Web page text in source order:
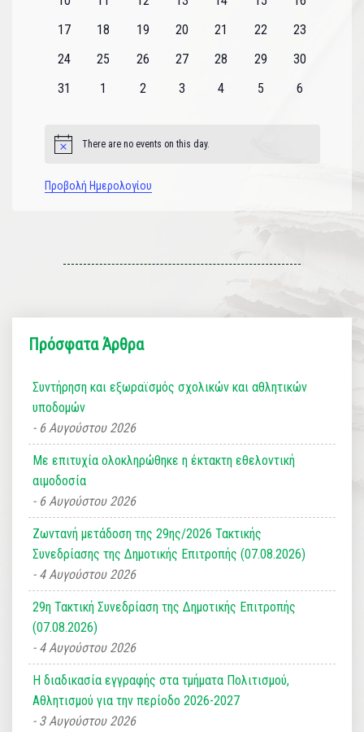
0
17
0
18
0
19
0
20
0
21
0
22
0
23
0
24
0
25
0
26
0
27
0
28
0
29
0
30
0
31
0
1
0
2
0
3
0
4
0
5
0
6
Notice There are no events on this day.
Προβολή Ημερολογίου
Πρόσφατα Άρθρα
Συντήρηση και εξωραϊσμός σχολικών και αθλητικών
υποδομών
6 Αυγούστου 2026
Με επιτυχία ολοκληρώθηκε η έκτακτη εθελοντική
αιμοδοσία
6 Αυγούστου 2026
Ζωντανή μετάδοση της 29ης/2026 Τακτικής
Συνεδρίασης της Δημοτικής Επιτροπής (07.08.2026)
4 Αυγούστου 2026
29η Τακτική Συνεδρίαση της Δημοτικής Επιτροπής
(07.08.2026)
4 Αυγούστου 2026
Η διαδικασία εγγραφής στα τμήματα Πολιτισμού,
Αθλητισμού για την περίοδο 2026-2027
3 Αυγούστου 2026